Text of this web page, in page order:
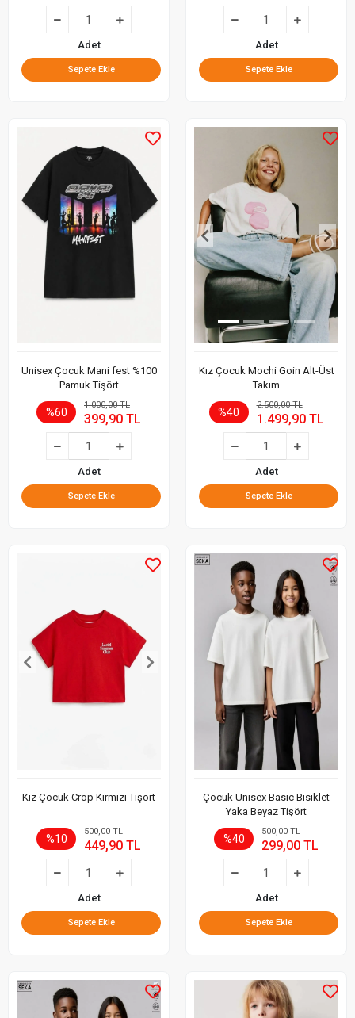
Adet
Sepete Ekle
Adet
Sepete Ekle
Unisex Çocuk Mani fest %100
Pamuk Tişört
%60
1.000,00 TL
399,90 TL
Adet
Sepete Ekle
Kız Çocuk Mochi Goin Alt-Üst
Takım
%40
2.500,00 TL
1.499,90 TL
Adet
Sepete Ekle
Kız Çocuk Crop Kırmızı Tişört
%10
500,00 TL
449,90 TL
Adet
Sepete Ekle
Çocuk Unisex Basic Bisiklet
Yaka Beyaz Tişört
%40
500,00 TL
299,00 TL
Adet
Sepete Ekle